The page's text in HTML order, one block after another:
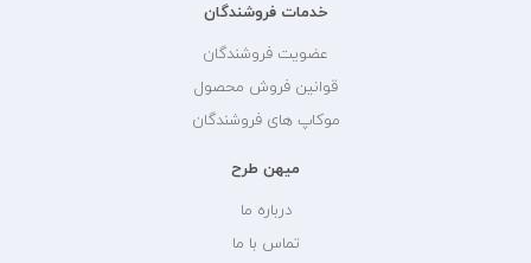
خدمات فروشندگان
عضویت فروشندگان
قوانین فروش محصول
موکاپ های فروشندگان
میهن طرح
درباره ما
تماس با ما